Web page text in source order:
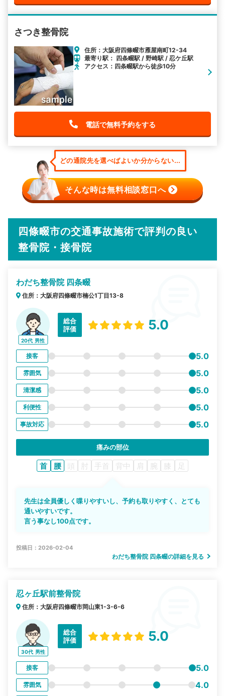
さつき整骨院
住所：大阪府四條畷市雁屋南町12-34
最寄り駅： 四条畷駅 / 野崎駅 / 忍ケ丘駅
アクセス：四条畷駅から徒歩10分
電話で無料予約をする
どの通院先を選べばよいか分からない...
そんな時は無料相談窓口へ
四條畷市の交通事故施術で評判の良い
整骨院・接骨院
わだち整骨院 四条畷
住所：大阪府四條畷市楠公1丁目13-8
20代 男性
総合
評価
5.0
接客 5.0
雰囲気 5.0
清潔感 5.0
利便性 5.0
事故対応 5.0
痛みの部位
首 腰 頭 肘 手首 背中 肩 腕 膝 足
先生は全員優しく喋りやすいし、予約も取りやすく、とても
通いやすいです。
言う事なし100点です。
投稿日：2026-02-04
わだち整骨院 四条畷の詳細を見る
忍ヶ丘駅前整骨院
住所：大阪府四條畷市岡山東1-3-6-6
30代 男性
総合
評価
5.0
接客 5.0
雰囲気 4.0